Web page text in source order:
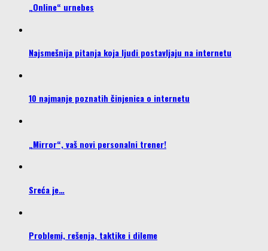
„Online“ urnebes
Najsmešnija pitanja koja ljudi postavljaju na internetu
10 najmanje poznatih činjenica o internetu
„Mirror“, vaš novi personalni trener!
Sreća je…
Problemi, rešenja, taktike i dileme